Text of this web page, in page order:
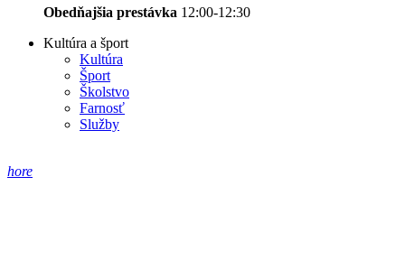
Obedňajšia prestávka 12:00-12:30
Kultúra a šport
Kultúra
Šport
Školstvo
Farnosť
Služby
hore